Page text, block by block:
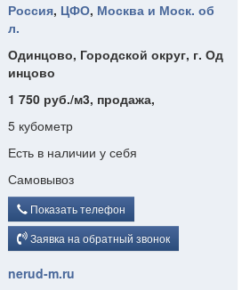
Россия, ЦФО, Москва и Моск. об
л.
Одинцово, Городской округ, г. Од
инцово
1 750 руб./м3, продажа,
5 кубометр
Есть в наличии у себя
Самовывоз
Показать телефон
Заявка на обратный звонок
nerud-m.ru